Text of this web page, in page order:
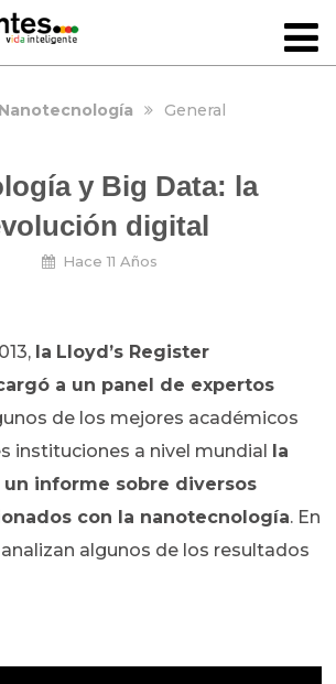
Nanotecnología General
y Big Data: la
digital
Hace 11 Años
la Lloyd’s Register
a un panel de expertos
de los mejores académicos
instituciones a nivel mundial
la
un informe sobre diversos
con la nanotecnología. En
algunos de los resultados